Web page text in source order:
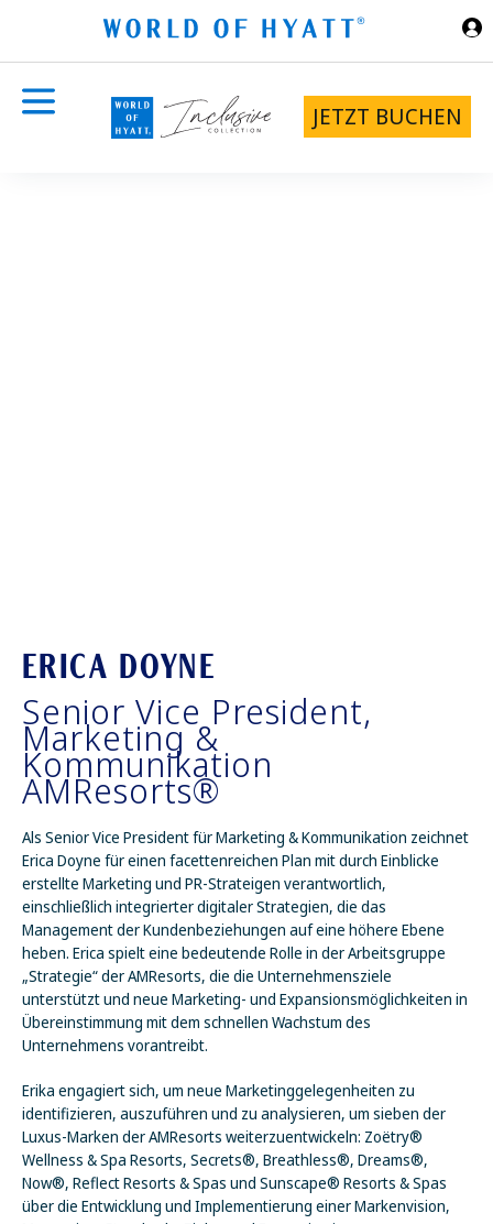
JETZT BUCHEN
ERICA DOYNE
Senior Vice President,
Marketing &
Kommunikation
AMResorts®
Als Senior Vice President für Marketing & Kommunikation zeichnet
Erica Doyne für einen facettenreichen Plan mit durch Einblicke
erstellte Marketing und PR-Strateigen verantwortlich,
einschließlich integrierter digitaler Strategien, die das
Management der Kundenbeziehungen auf eine höhere Ebene
heben. Erica spielt eine bedeutende Rolle in der Arbeitsgruppe
„Strategie“ der AMResorts, die die Unternehmensziele
unterstützt und neue Marketing- und Expansionsmöglichkeiten in
Übereinstimmung mit dem schnellen Wachstum des
Unternehmens vorantreibt.
Erika engagiert sich, um neue Marketinggelegenheiten zu
identifizieren, auszuführen und zu analysieren, um sieben der
Luxus-Marken der AMResorts weiterzuentwickeln: Zoëtry®
Wellness & Spa Resorts, Secrets®, Breathless®, Dreams®,
Now®, Reflect Resorts & Spas und Sunscape® Resorts & Spas
über die Entwicklung und Implementierung einer Markenvision,